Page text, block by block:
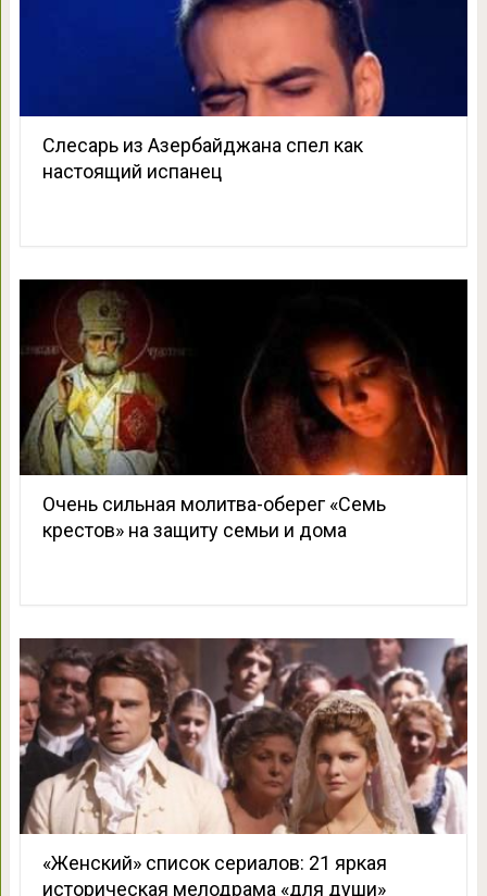
Слесарь из Азербайджана спел как
настоящий испанец
Очень сильная молитва-оберег «Семь
крестов» на защиту семьи и дома
«Женский» список сериалов: 21 яркая
историческая мелодрама «для души»